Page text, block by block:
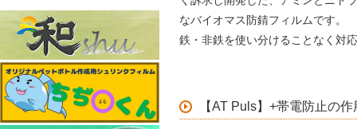
なバイオマス防錆フィルムです。
鉄・非鉄を使い分けることなく対
【AT Puls】+帯電防止の